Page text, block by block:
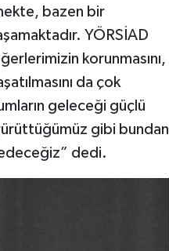
bazen bir
YÖRSİAD
korunmasını,
da çok
geleceği güçlü
gibi bundan
dedi.